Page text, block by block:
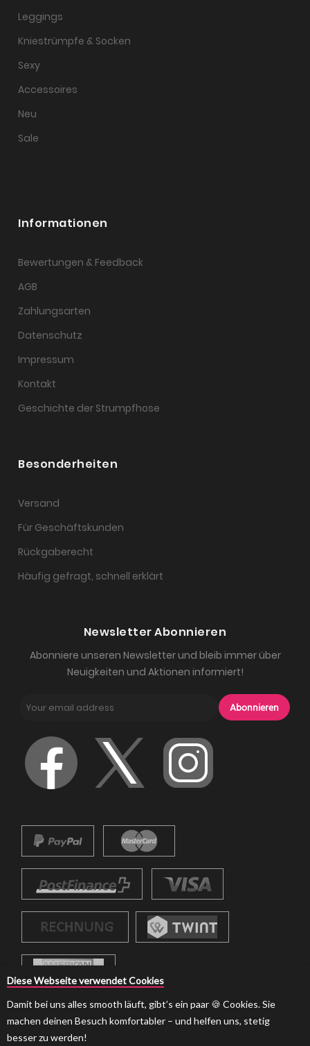
Leggings
Kniestrümpfe & Socken
Sexy
Accessoires
Neu
Sale
Informationen
Bewertungen & Feedback
AGB
Zahlungsarten
Datenschutz
Impressum
Kontakt
Geschichte der Strumpfhose
Besonderheiten
Versand
Für Geschäftskunden
Rückgaberecht
Häufig gefragt, schnell erklärt
Newsletter Abonnieren
Abonniere unseren Newsletter und bleib immer über
Neuigkeiten und Aktionen informiert!
Abonnieren
Diese Webseite verwendet Cookies
Damit bei uns alles smooth läuft, gibt’s ein paar 🍪 Cookies. Sie
machen deinen Besuch komfortabler – und helfen uns, stetig
besser zu werden!